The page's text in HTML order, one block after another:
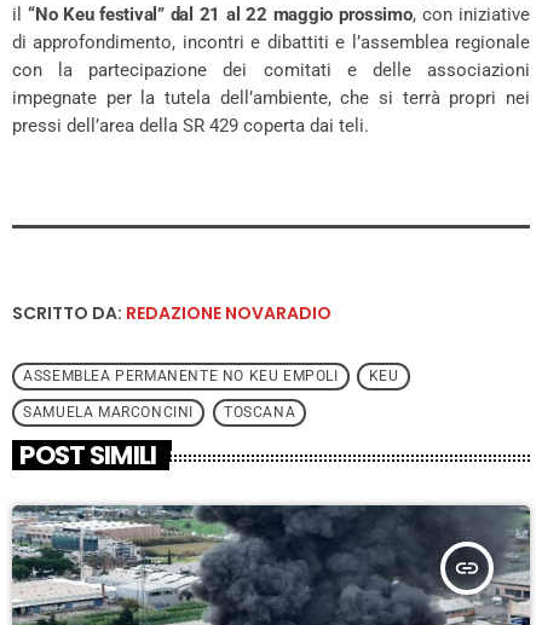
il“No Keu festival” dal 21 al 22 maggio prossimo, con iniziative
di approfondimento, incontri e dibattiti e l’assemblea regionale
con la partecipazione dei comitati e delle associazioni
impegnate per la tutela dell’ambiente, che si terrà propri nei
pressi dell’area della SR 429 coperta dai teli.
SCRITTO DA: REDAZIONE NOVARADIO
ASSEMBLEA PERMANENTE NO KEU EMPOLI KEU
SAMUELA MARCONCINI TOSCANA
POST SIMILI
insert_link